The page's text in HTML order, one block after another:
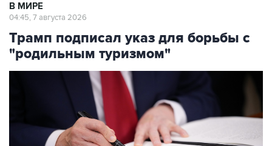
В МИРЕ
04:45, 7 августа 2026
Трамп подписал указ для борьбы с
"родильным туризмом"